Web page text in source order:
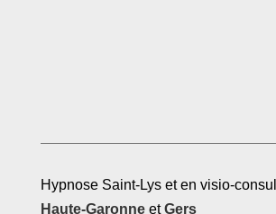
Hypnose Saint-Lys et en visio-
Haute-GaronneetGers